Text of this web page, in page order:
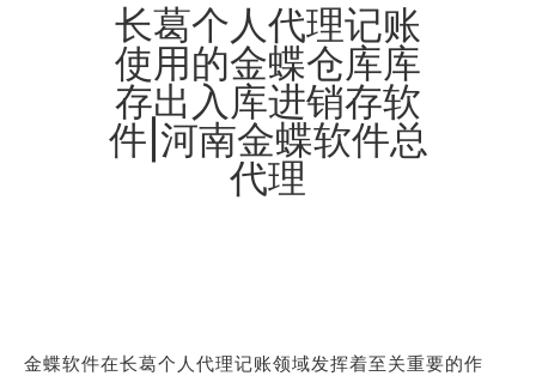
长葛个人代理记账
使用的金蝶仓库库
存出入库进销存软
件|河南金蝶软件总
代理
金蝶软件在长葛个人代理记账领域发挥着至关重要的作